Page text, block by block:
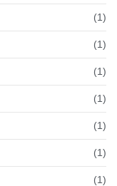
(1)
(1)
(1)
(1)
(1)
(1)
(1)